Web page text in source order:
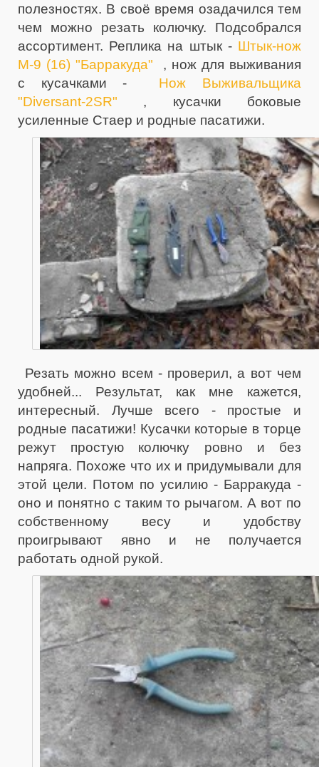
полезностях. В своё время озадачился тем
чем можно резать колючку. Подсобрался
ассортимент. Реплика на штык - Штык-нож
М-9 (16) "Барракуда" , нож для выживания
с кусачками - Нож Выживальщика
"Diversant-2SR" , кусачки боковые
усиленные Стаер и родные пасатижи.
Резать можно всем - проверил, а вот чем
удобней... Результат, как мне кажется,
интересный. Лучше всего - простые и
родные пасатижи! Кусачки которые в торце
режут простую колючку ровно и без
напряга. Похоже что их и придумывали для
этой цели. Потом по усилию - Барракуда -
оно и понятно с таким то рычагом. А вот по
собственному весу и удобству
проигрывают явно и не получается
работать одной рукой.